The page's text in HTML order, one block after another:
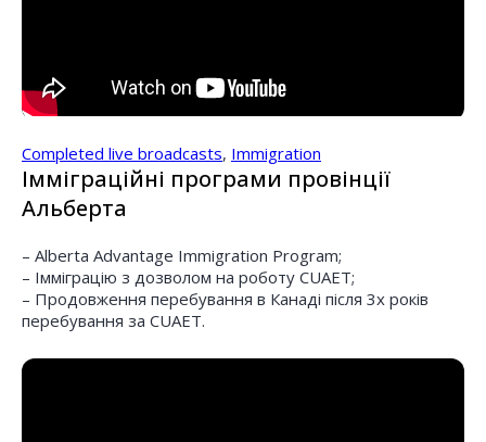
Completed live broadcasts, Immigration
Імміграційні програми провінції
Альберта
– Alberta Advantage Immigration Program;
– Імміграцію з дозволом на роботу CUAET;
– Продовження перебування в Канаді після 3х років
перебування за CUAET.